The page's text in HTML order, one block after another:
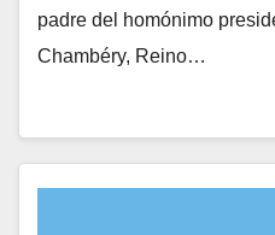
padre del homónimo
Chambéry, Reino…